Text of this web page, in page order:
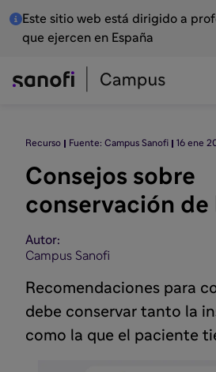
Este sitio web está dirigido a
que ejercen en España
Recurso Fuente: Campus Sanofi 16 ene
Consejos sobre
conservación de
Autor:
Campus Sanofi
Recomendaciones para
debe conservar tanto la
como la que el paciente